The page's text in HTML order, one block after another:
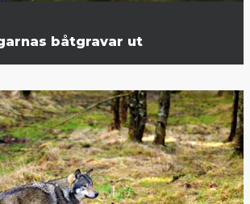
båtgravar ut